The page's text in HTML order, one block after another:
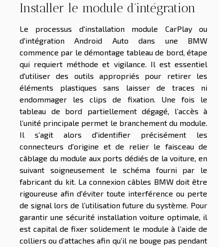
Installer le module d’intégration
Le processus d'installation module CarPlay ou
d'intégration Android Auto dans une BMW
commence par le démontage tableau de bord, étape
qui requiert méthode et vigilance. Il est essentiel
d'utiliser des outils appropriés pour retirer les
éléments plastiques sans laisser de traces ni
endommager les clips de fixation. Une fois le
tableau de bord partiellement dégagé, l’accès à
l’unité principale permet le branchement du module.
Il s’agit alors d'identifier précisément les
connecteurs d'origine et de relier le faisceau de
câblage du module aux ports dédiés de la voiture, en
suivant soigneusement le schéma fourni par le
fabricant du kit. La connexion câbles BMW doit être
rigoureuse afin d'éviter toute interférence ou perte
de signal lors de l’utilisation future du système. Pour
garantir une sécurité installation voiture optimale, il
est capital de fixer solidement le module à l’aide de
colliers ou d’attaches afin qu’il ne bouge pas pendant